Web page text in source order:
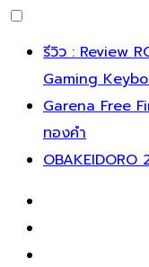
Skip
content
รีวิว : Review
Gaming
Garena Free
ทองคำ